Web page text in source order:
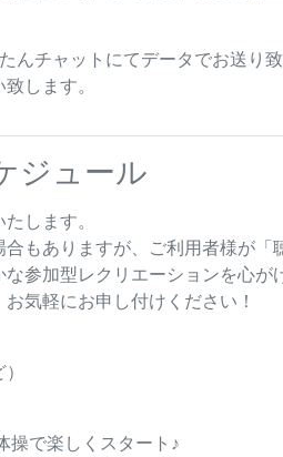
んチャットにてデータでお送り致
します。
ジュール
します。
もありますが、ご利用者様が「
参加型レクリエーションを心が
気軽にお申し付けください！
操で楽しくスタート♪